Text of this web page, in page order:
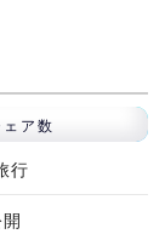
ェア数
行